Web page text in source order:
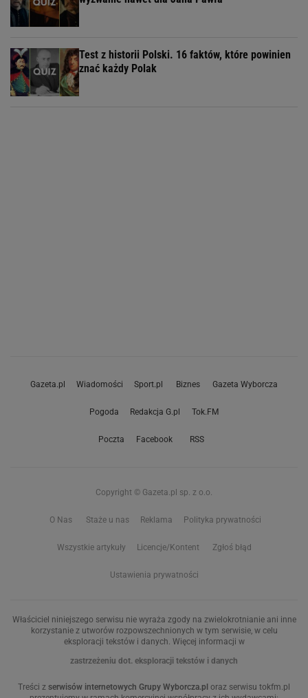
Test z historii Polski. 16 faktów, które powinien
znać każdy Polak
Gazeta.pl Wiadomości Sport.pl Biznes Gazeta Wyborcza
Pogoda Redakcja G.pl Tok.FM
Poczta Facebook RSS
Copyright © Gazeta.pl sp. z o.o.
O Nas Staże u nas Reklama Polityka prywatności
Wszystkie artykuły Licencje/Kontent Zgłoś błąd
Ustawienia prywatności
Właściciel niniejszego serwisu nie wyraża zgody na zwielokrotnianie ani inne
korzystanie z utworów rozpowszechnionych w tym serwisie, w celu
eksploracji tekstów i danych. Więcej informacji w
zastrzeżeniu dot. eksploracji tekstów i danych
Treści z serwisów internetowych Grupy Wyborcza.pl oraz serwisu tokfm.pl